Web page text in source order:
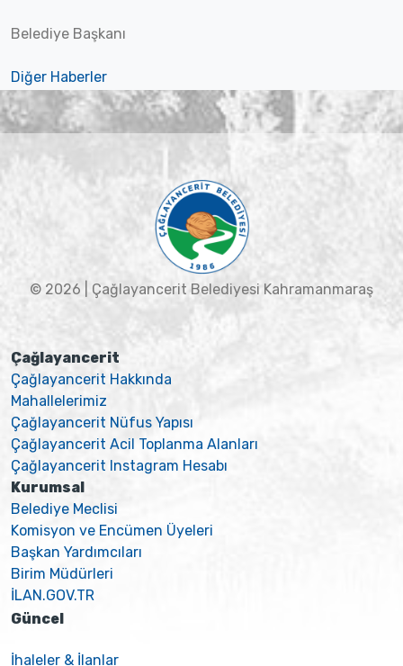
Belediye Başkanı
Diğer Haberler
© 2026 | Çağlayancerit Belediyesi Kahramanmaraş
Çağlayancerit
Çağlayancerit Hakkında
Mahallelerimiz
Çağlayancerit Nüfus Yapısı
Çağlayancerit Acil Toplanma Alanları
Çağlayancerit Instagram Hesabı
Kurumsal
Belediye Meclisi
Komisyon ve Encümen Üyeleri
Başkan Yardımcıları
Birim Müdürleri
İLAN.GOV.TR
Güncel
İhaleler & İlanlar